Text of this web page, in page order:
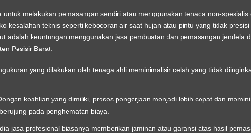
untuk melakukan pemasangan sendiri atau menggunakan tenaga non-spesialis
kesalahan teknis seperti kebocoran air saat hujan atau pintu yang tidak presisi
adalah keuntungan menggunakan jasa pembuatan dan pemasangan jendela
Pesisir Barat:
yang dilakukan oleh tenaga ahli meminimalisir celah yang tidak
keahlian yang dimiliki, proses pengerjaan menjadi lebih cepat dan
pada penghematan biaya.
jasa profesional biasanya memberikan jaminan atau garansi atas hasil